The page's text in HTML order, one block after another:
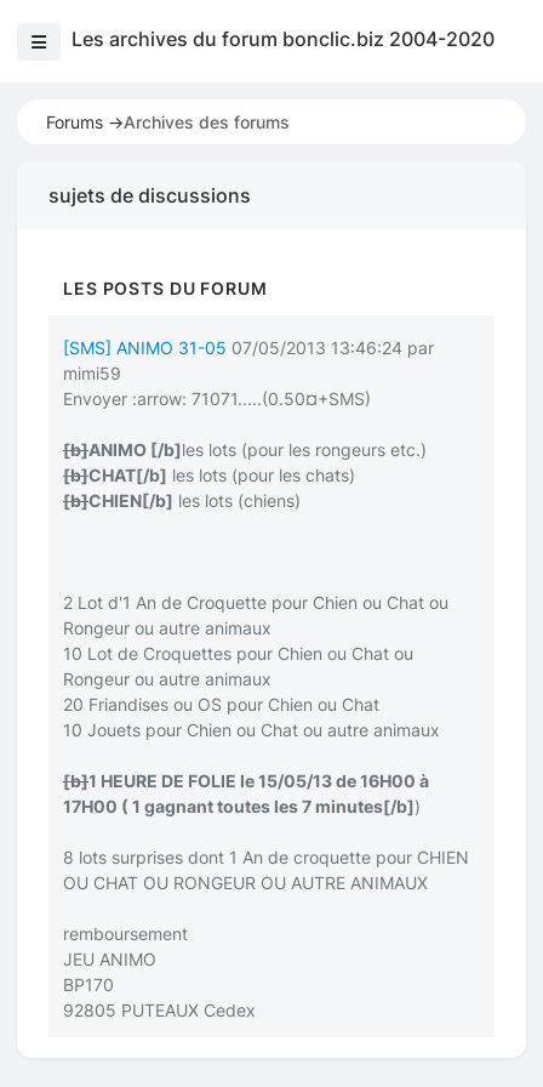
Les archives du forum bonclic.biz 2004-2020
Forums ->Archives des forums
sujets de discussions
LES POSTS DU FORUM
[SMS] ANIMO 31-05 07/05/2013 13:46:24 par
mimi59
Envoyer :arrow: 71071.....(0.50¤+SMS)
[b]ANIMO [/b]les lots (pour les rongeurs etc.)
[b]CHAT[/b] les lots (pour les chats)
[b]CHIEN[/b] les lots (chiens)
2 Lot d'1 An de Croquette pour Chien ou Chat ou
Rongeur ou autre animaux
10 Lot de Croquettes pour Chien ou Chat ou
Rongeur ou autre animaux
20 Friandises ou OS pour Chien ou Chat
10 Jouets pour Chien ou Chat ou autre animaux
[b]1 HEURE DE FOLIE le 15/05/13 de 16H00 à
17H00 ( 1 gagnant toutes les 7 minutes[/b])
8 lots surprises dont 1 An de croquette pour CHIEN
OU CHAT OU RONGEUR OU AUTRE ANIMAUX
remboursement
JEU ANIMO
BP170
92805 PUTEAUX Cedex